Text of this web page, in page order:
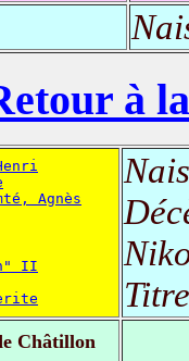
à
Agnès
II
Châtillon